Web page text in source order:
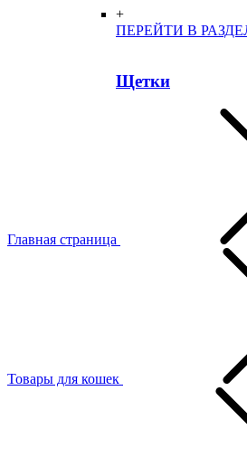
+
ПЕРЕЙТИ В
Щетки
Главная страница
Товары для кошек